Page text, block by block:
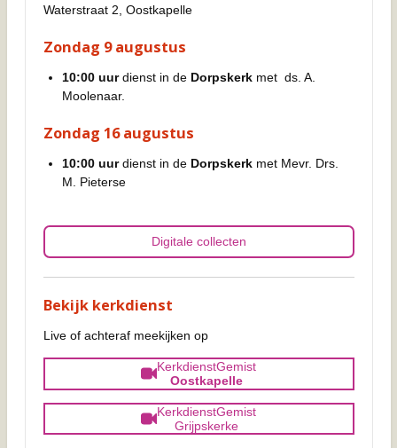
Waterstraat 2, Oostkapelle
Zondag 9 augustus
10:00 uurdienst in de Dorpskerkmet ds. A.
Moolenaar.
Zondag 16 augustus
10:00 uurdienst in de Dorpskerkmet Mevr. Drs.
M. Pieterse
Digitale collecten
Bekijk kerkdienst
Live of achteraf meekijken op
KerkdienstGemist
Oostkapelle
KerkdienstGemist
Grijpskerke